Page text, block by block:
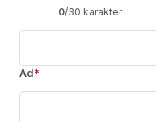
0/30 karakter
Ad*